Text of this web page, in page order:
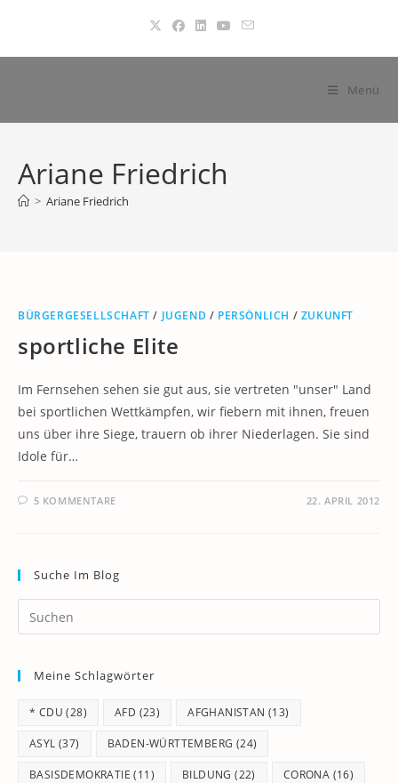
springen
Menü
Ariane Friedrich
> Ariane Friedrich
BÜRGERGESELLSCHAFT / JUGEND / PERSÖNLICH / ZUKUNFT
sportliche Elite
Im Fernsehen sehen sie gut aus, sie vertreten "unser" Land
bei sportlichen Wettkämpfen, wir fiebern mit ihnen, freuen
uns über ihre Siege, trauern ob ihrer Niederlagen. Sie sind
Idole für…
5 KOMMENTARE 22. APRIL 2012
Suche Im Blog
Meine Schlagwörter
* CDU (28) AFD (23) AFGHANISTAN (13)
ASYL (37) BADEN-WÜRTTEMBERG (24)
BASISDEMOKRATIE (11) BILDUNG (22) CORONA (16)